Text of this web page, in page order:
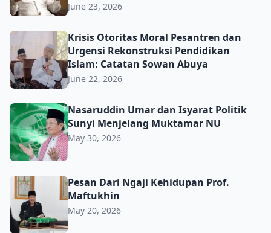
June 23, 2026
Krisis Otoritas Moral Pesantren dan Urgensi
Krisis Otoritas Moral Pesantren dan
Urgensi Rekonstruksi Pendidikan
Islam: Catatan Sowan Abuya
June 22, 2026
Nasaruddin Umar dan Isyarat Politik Sunyi Menjelang
Nasaruddin Umar dan Isyarat Politik
Sunyi Menjelang Muktamar NU
May 30, 2026
Pesan Dari Ngaji Kehidupan Prof. Maftukhin
Pesan Dari Ngaji Kehidupan Prof.
Maftukhin
May 20, 2026